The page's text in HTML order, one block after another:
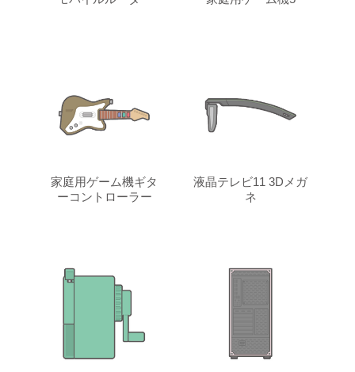
家庭用ゲーム機ギタ
ーコントローラー
液晶テレビ11 3Dメガ
ネ